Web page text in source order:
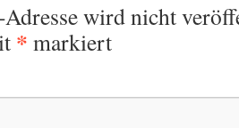
wird nicht
* markiert